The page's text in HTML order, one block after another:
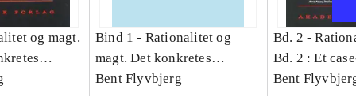
og magt.
Bind 1 - Rationalitet og
magt. Det konkretes
videnskab. Bind 1
Bent Flyvbjerg
Bd. 2 -
Bd. 2 : Et
studie af
Bent